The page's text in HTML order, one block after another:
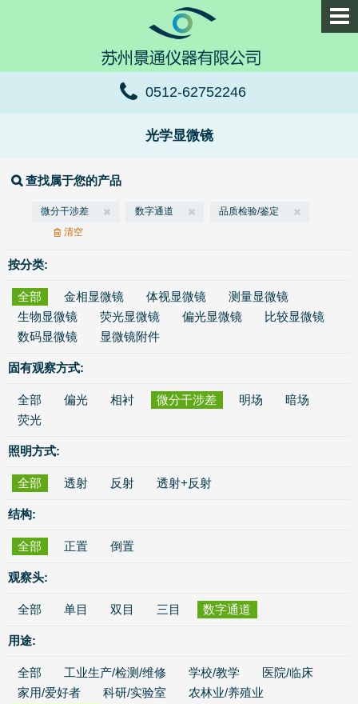
0512-62752246
光学显微镜
查找属于您的产品
微分干涉差 数字通道
品质检验/鉴定
清空
按分类:
全部 金相显微镜 体视显微镜
测量显微镜
生物显微镜
荧光显微镜 偏光显微镜
比较显微镜
数码显微镜
显微镜附件
固有观察方式:
全部 偏光 相衬 微分干涉差 明场
暗场
荧光
照明方式:
全部 透射 反射 透射+反射
结构:
全部 正置 倒置
观察头:
全部 单目 双目 三目 数字通道
用途:
全部 工业生产/检测/维修 学校/教学
医院/临床
家用/爱好者
科研/实验室
农林业/养殖业